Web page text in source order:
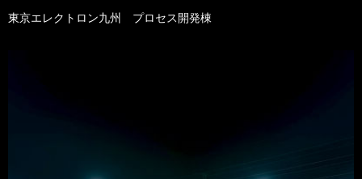
東京エレクトロン九州 プロセス開発棟